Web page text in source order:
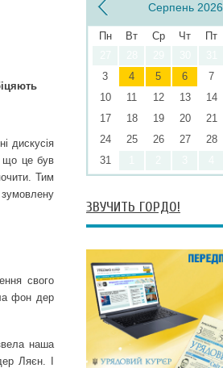
дискусія
що це був
Тим
свого
фон дер
наша
Ляєн. І
Серпень 2026
Пн Вт Ср Чт Пт
3
4 5 6 7
10
11 12 13 14
17
18 19 20 21
24
25 26 27 28
31
ЗВУЧИТЬ ГОРДО!